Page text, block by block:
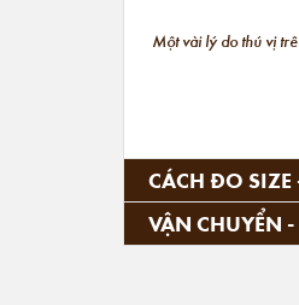
Một vài lý do thú vị
CÁCH ĐO SIZE
VẬN CHUYỂN